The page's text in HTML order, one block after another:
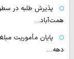
همت‌آباد…
پایان مأموریت
دهه…